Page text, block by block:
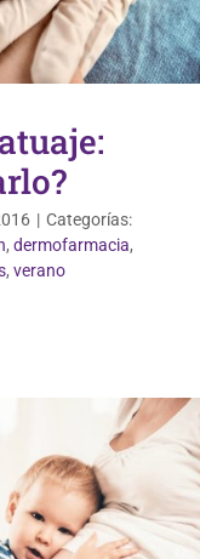
| Categorías:
, dermofarmacia,
, verano